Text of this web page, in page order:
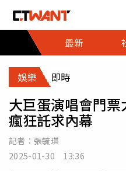
最新
娛樂 即時
大巨蛋演唱會門
瘋狂託求內幕
記者： 張毓琪
2025-01-30 13:36